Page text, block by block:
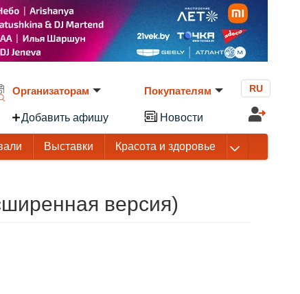
Организаторам
Добавить афишу
Покупателям
Новости
RU
Выставки Красота и здоровье
версия)